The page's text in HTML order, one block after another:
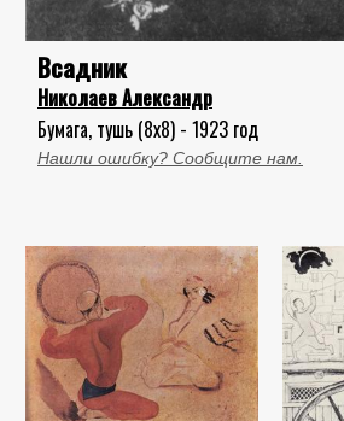
Всадник
Николаев Александр
Бумага, тушь (8x8) - 1923 год
Нашли ошибку? Сообщите нам.